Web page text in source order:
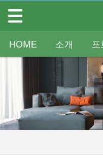
HOME 소개 포
조
평형
무료출장
Q&A
로그인
HOME
포트폴리오
인테리어자재이야기